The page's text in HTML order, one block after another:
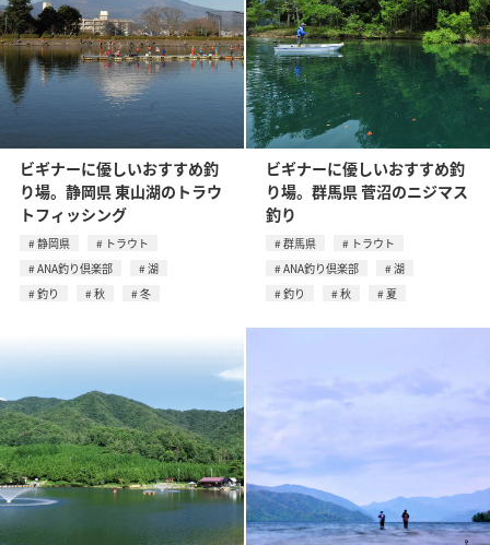
ビギナーに優しいおすすめ釣
り場。静岡県 東山湖のトラウ
トフィッシング
静岡県
トラウト
ANA釣り倶楽部
湖
釣り
秋 冬
ビギナーに優しいおすすめ釣
り場。群馬県 菅沼のニジマス
釣り
群馬県
トラウト
ANA釣り倶楽部
湖
釣り
秋 夏